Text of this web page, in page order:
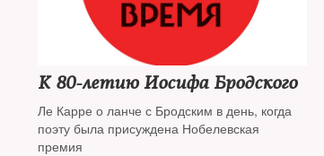
К 80-летию Иосифа Бродского
Ле Карре о ланче с Бродским в день, когда
поэту была присуждена Нобелевская
премия